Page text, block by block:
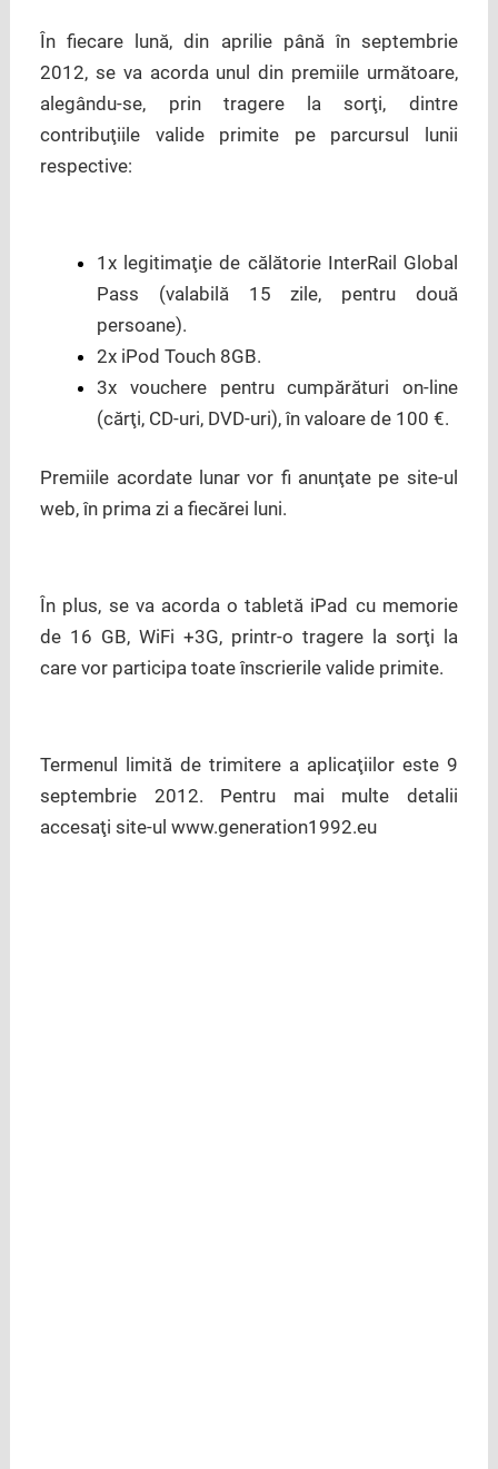
În fiecare lună, din aprilie până în septembrie
2012, se va acorda unul din premiile următoare,
alegându-se, prin tragere la sorţi, dintre
contribuţiile valide primite pe parcursul lunii
respective:
1x legitimaţie de călătorie InterRail Global
Pass (valabilă 15 zile, pentru două
persoane).
2x iPod Touch 8GB.
3x vouchere pentru cumpărături on-line
(cărţi, CD-uri, DVD-uri), în valoare de 100 €.
Premiile acordate lunar vor fi anunţate pe site-ul
web, în prima zi a fiecărei luni.
În plus, se va acorda o tabletă iPad cu memorie
de 16 GB, WiFi +3G, printr-o tragere la sorţi la
care vor participa toate înscrierile valide primite.
Termenul limită de trimitere a aplicaţiilor este 9
septembrie 2012. Pentru mai multe detalii
accesaţi site-ulwww.generation1992.eu